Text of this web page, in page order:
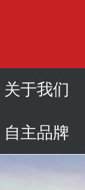
关于我们
自主品牌